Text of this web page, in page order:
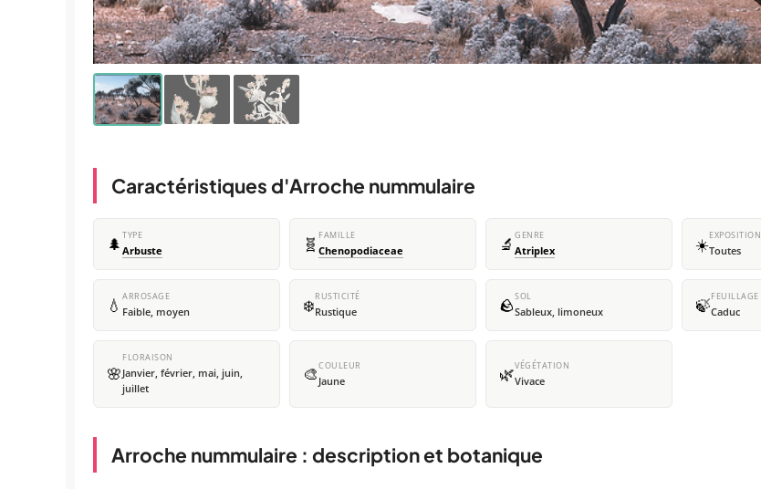
Caractéristiques d'Arroche nummulaire
🌲 TYPE
Arbuste 🧬 FAMILLE
Chenopodiaceae 🔬 GENRE
Atriplex ☀️EXPOSITION
Toutes
💧 ARROSAGE
Faible, moyen ❄️RUSTICITÉ
Rustique 🪨SOL
Sableux, limoneux 🍃FEUILLAGE
Caduc
🌸
FLORAISON
Janvier, février, mai, juin,
juillet
🎨COULEUR
Jaune 🌿VÉGÉTATION
Vivace
Arroche nummulaire : description et botanique